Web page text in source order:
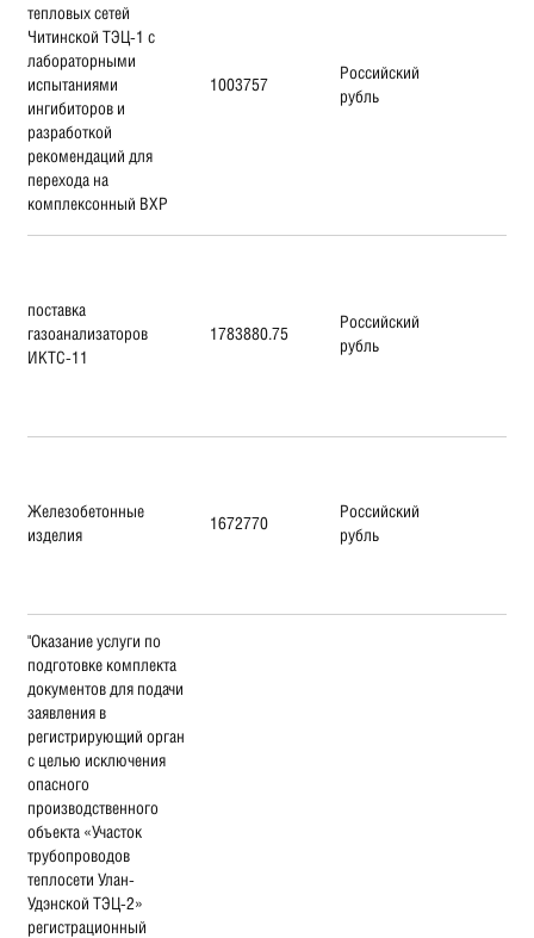
тепловых сетей
Читинской ТЭЦ-1 с
лабораторными
испытаниями
ингибиторов и
разработкой
рекомендаций для
перехода на
комплексонный ВХР
1003757
Российский
рубль
поставка
газоанализаторов
ИКТС-11
1783880.75
Российский
рубль
Железобетонные
изделия
1672770
Российский
рубль
"Оказание услуги по
подготовке комплекта
документов для подачи
заявления в
регистрирующий орган
с целью исключения
опасного
производственного
объекта «Участок
трубопроводов
теплосети Улан-
Удэнской ТЭЦ-2»
регистрационный